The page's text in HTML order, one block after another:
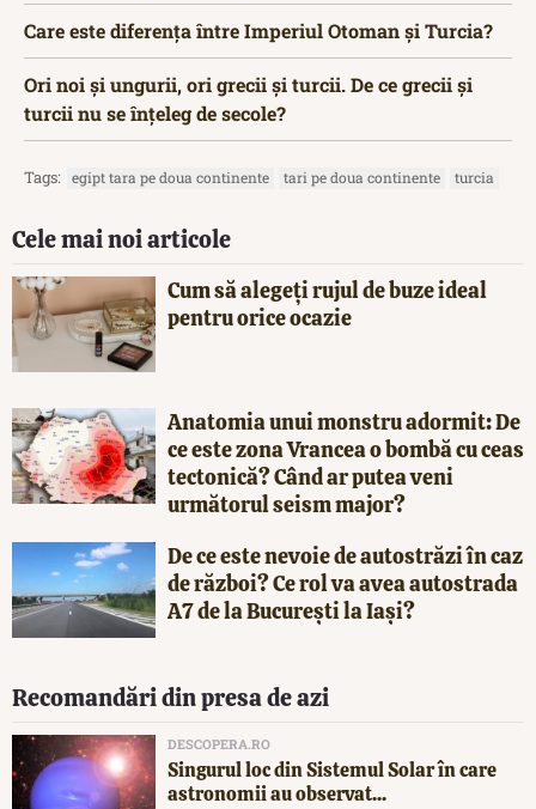
Care este diferența între Imperiul Otoman și Turcia?
Ori noi și ungurii, ori grecii și turcii. De ce grecii și
turcii nu se înțeleg de secole?
Tags: egipt tara pe doua continente tari pe doua continente turcia
Cele mai noi articole
Cum să alegeți rujul de buze ideal
pentru orice ocazie
Anatomia unui monstru adormit: De
ce este zona Vrancea o bombă cu ceas
tectonică? Când ar putea veni
următorul seism major?
De ce este nevoie de autostrăzi în caz
de război? Ce rol va avea autostrada
A7 de la București la Iași?
Recomandări din presa de azi
DESCOPERA.RO
Singurul loc din Sistemul Solar în care
astronomii au observat...